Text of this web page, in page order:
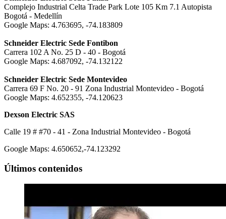
Complejo Industrial Celta Trade Park Lote 105 Km 7.1 Autopista
Bogotá - Medellín
Google Maps: 4.763695, -74.183809
Schneider Electric Sede Fontibon
Carrera 102 A No. 25 D - 40 - Bogotá
Google Maps: 4.687092, -74.132122
Schneider Electric Sede Montevideo
Carrera 69 F No. 20 - 91 Zona Industrial Montevideo - Bogotá
Google Maps: 4.652355, -74.120623
Dexson Electric SAS
Calle 19 # #70 - 41 - Zona Industrial Montevideo - Bogotá
Google Maps: 4.650652,-74.123292
Últimos contenidos